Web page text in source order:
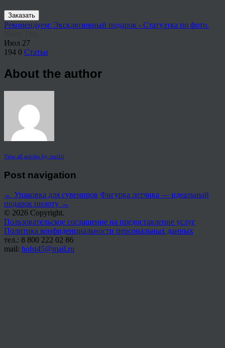
Заказать
Рекомендуем: Эксклюзивный подарок - Статуэтка по фото.
Июл 27
194 0 Статьи
About the author
View all articles by rauffri
Post navigation
← Упаковка для сувениров Фигурка летчика — идеальный
подарок пилоту →
© 2026 Copyright.
Пользовательское соглашение на предоставление услуг
Политика конфиденциальности персональных данных
тел.: 8 800 222 02 86
mail: holst45@mail.ru